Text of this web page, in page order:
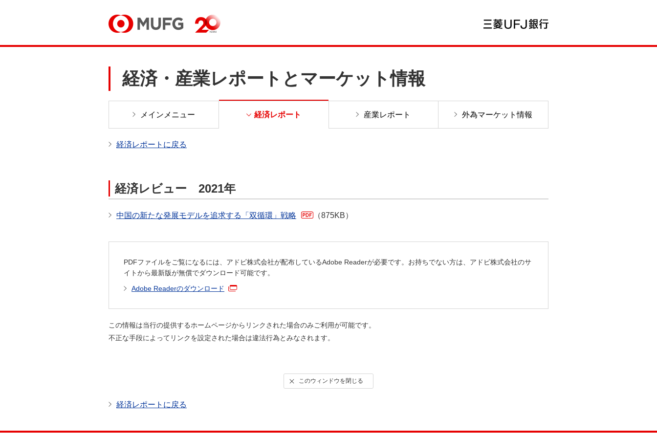
経済・産業レポートとマーケット情報
メインメニュー 経済レポート 産業レポート 外為マーケット情報
経済レポートに戻る
経済レビュー 2021年
中国の新たな発展モデルを追求する「双循環」戦略 （875KB）
PDFファイルをご覧になるには、アドビ株式会社が配布しているAdobe Readerが必要です。お持ちでない方は、アドビ株式会社のサ
イトから最新版が無償でダウンロード可能です。
Adobe Readerのダウンロード
この情報は当行の提供するホームページからリンクされた場合のみご利用が可能です。
不正な手段によってリンクを設定された場合は違法行為とみなされます。
このウィンドウを閉じる
経済レポートに戻る